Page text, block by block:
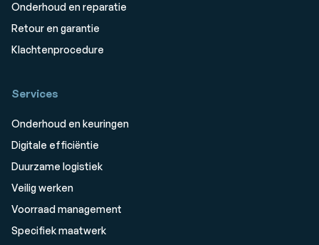
Onderhoud en reparatie
Retour en garantie
Klachtenprocedure
Services
Onderhoud en keuringen
Digitale efficiëntie
Duurzame logistiek
Veilig werken
Voorraad management
Specifiek maatwerk